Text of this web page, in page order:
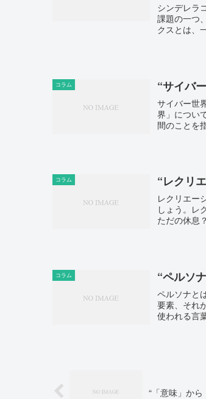
シンデレラ
課題の一つ
クスとは、
コラム “サイバ
サイバー世
界」につい
間のことを
コラム “レクリ
レクリエー
しょう。レ
ただの休息
コラム “ペルソ
ペルソナと
要素、それ
使われる言
“「意味」か